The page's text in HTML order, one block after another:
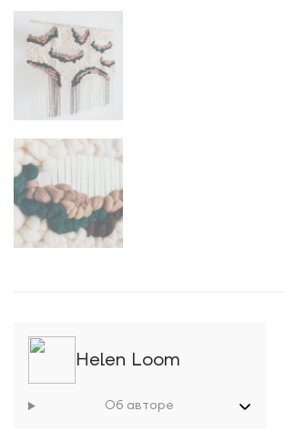
Helen Loom
Об авторе